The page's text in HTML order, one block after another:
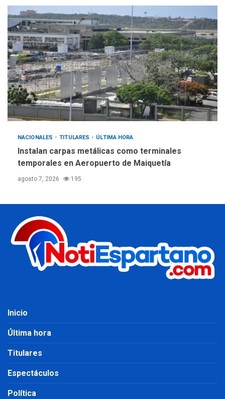
NACIONALES TITULARES ÚLTIMA HORA
Instalan carpas metálicas como terminales
temporales en Aeropuerto de Maiquetía
agosto 7, 2026 195
Inicio
Última hora
Titulares
Espectáculos
Política